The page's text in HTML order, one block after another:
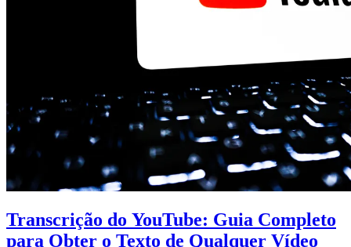
Transcrição do YouTube: Guia Completo
para Obter o Texto de Qualquer Vídeo